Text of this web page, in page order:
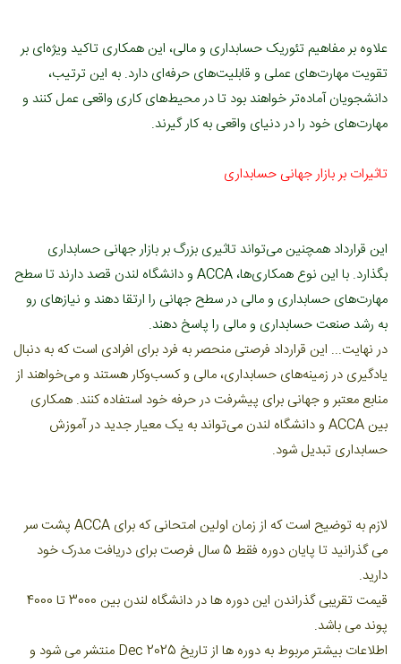
علاوه بر مفاهیم تئوریک حسابداری و مالی، این همکاری تاکید ویژه‌ای بر
تقویت مهارت‌های عملی و قابلیت‌های حرفه‌ای دارد. به این ترتیب،
دانشجویان آماده‌تر خواهند بود تا در محیط‌های کاری واقعی عمل کنند و
مهارت‌های خود را در دنیای واقعی به کار گیرند.
تاثیرات بر بازار جهانی حسابداری
این قرارداد همچنین می‌تواند تاثیری بزرگ بر بازار جهانی حسابداری
بگذارد. با این نوع همکاری‌ها، ACCA و دانشگاه لندن قصد دارند تا سطح
مهارت‌های حسابداری و مالی در سطح جهانی را ارتقا دهند و نیازهای رو
به رشد صنعت حسابداری و مالی را پاسخ دهند.
در نهایت... این قرارداد فرصتی منحصر به فرد برای افرادی است که به دنبال
یادگیری در زمینه‌های حسابداری، مالی و کسب‌وکار هستند و می‌خواهند از
منابع معتبر و جهانی برای پیشرفت در حرفه خود استفاده کنند. همکاری
بین ACCA و دانشگاه لندن می‌تواند به یک معیار جدید در آموزش
حسابداری تبدیل شود.
لازم به توضیح است که از زمان اولین امتحانی که برای ACCA پشت سر
می گذرانید تا پایان دوره فقط 5 سال فرصت برای دریافت مدرک خود
دارید.
قیمت تقریبی گذراندن این دوره ها در دانشگاه لندن بین 3000 تا 4000
پوند می باشد.
اطلاعات بیشتر مربوط به دوره ها از تاریخ Dec 2025 منتشر می شود و